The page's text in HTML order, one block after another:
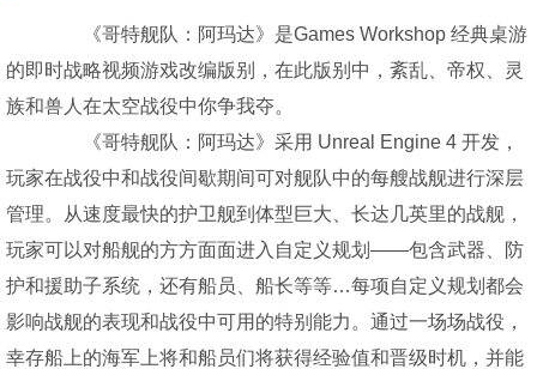
《哥特舰队：阿玛达》是Games Workshop 经典桌游
的即时战略视频游戏改编版别，在此版别中，紊乱、帝权、灵
族和兽人在太空战役中你争我夺。
《哥特舰队：阿玛达》采用 Unreal Engine 4 开发，
玩家在战役中和战役间歇期间可对舰队中的每艘战舰进行深层
管理。从速度最快的护卫舰到体型巨大、长达几英里的战舰，
玩家可以对船舰的方方面面进入自定义规划——包含武器、防
护和援助子系统，还有船员、船长等等…每项自定义规划都会
影响战舰的表现和战役中可用的特别能力。通过一场场战役，
幸存船上的海军上将和船员们将获得经验值和晋级时机，并能